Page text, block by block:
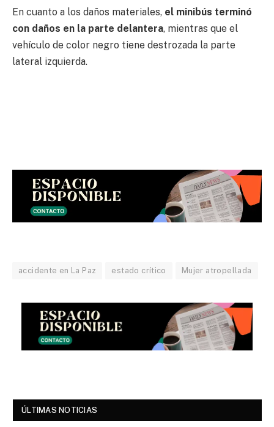
En cuanto a los daños materiales, el minibús terminó
con daños en la parte delantera, mientras que el
vehículo de color negro tiene destrozada la parte
lateral izquierda.
accidente en La Paz estado crítico Mujer atropellada
ÚLTIMAS NOTICIAS